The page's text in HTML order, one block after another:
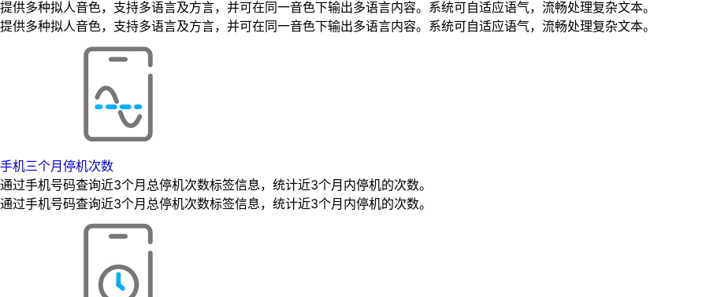
提供多种拟人音色，支持多语言及方言，并可在同一音色下输出多语言内容。系统可自适应语气，流畅处理复杂文本。
提供多种拟人音色，支持多语言及方言，并可在同一音色下输出多语言内容。系统可自适应语气，流畅处理复杂文本。
手机三个月停机次数
通过手机号码查询近3个月总停机次数标签信息，统计近3个月内停机的次数。
通过手机号码查询近3个月总停机次数标签信息，统计近3个月内停机的次数。